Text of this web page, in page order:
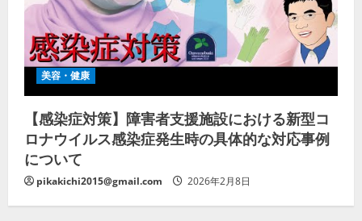
美容・健康
【感染症対策】障害者支援施設における新型コ
ロナウイルス感染症発生時の具体的な対応事例
について
pikakichi2015@gmail.com 2026年2月8日